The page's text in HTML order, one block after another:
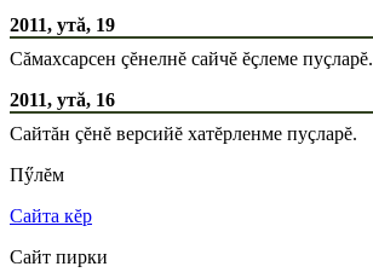
2011, утă, 19
Сăмахсарсен çĕнелнĕ сайчĕ ĕçлеме пуçларĕ.
2011, утă, 16
Сайтăн çĕнĕ версийĕ хатĕрленме пуçларĕ.
Пӳлĕм
Сайта кĕр
Сайт пирки